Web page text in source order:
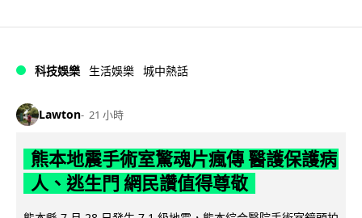
科技娛樂 生活娛樂 城中熱話
Lawton 21 小時
熊本地震手術室驚魂片瘋傳 醫護保護病
人、逃生門 網民讚值得尊敬